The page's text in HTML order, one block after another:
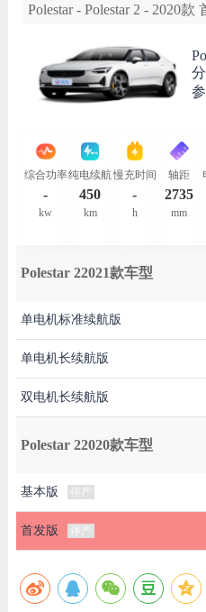
Polestar - Polestar 2 - 2020款
综合功率
-
kw
纯电续航
450
km
慢充时间
-
h
轴距
2735
mm
Polestar 22021款车型
单电机标准续航版
单电机长续航版
双电机长续航版
Polestar 22020款车型
基本版 停产
首发版 停产